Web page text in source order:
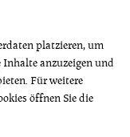
platzieren, um
Inhalte anzuzeigen und
Für weitere
öffnen Sie die
wir